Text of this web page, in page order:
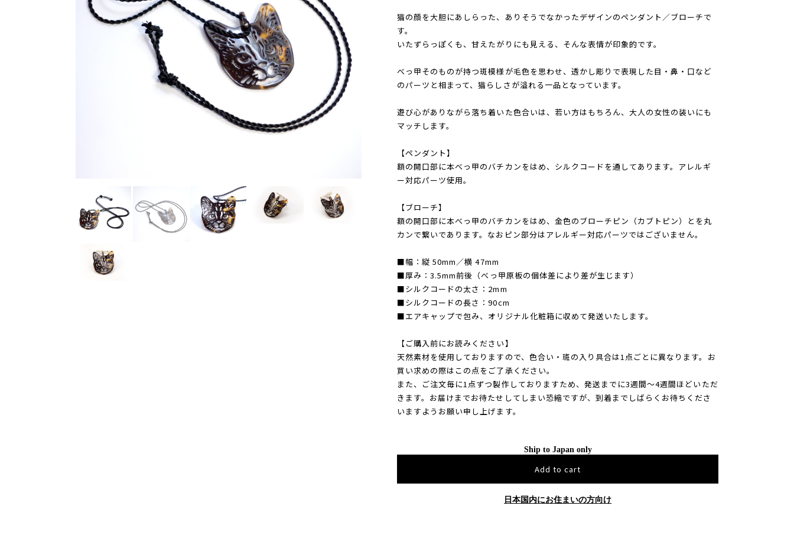
猫の顔を大胆にあしらった、ありそうでなかったデザインのペンダント／ブローチで
す。
いたずらっぽくも、甘えたがりにも見える、そんな表情が印象的です。
べっ甲そのものが持つ斑模様が毛色を思わせ、透かし彫りで表現した目・鼻・口など
のパーツと相まって、猫らしさが溢れる一品となっています。
遊び心がありながら落ち着いた色合いは、若い方はもちろん、大人の女性の装いにも
マッチします。
【ペンダント】
額の開口部に本べっ甲のバチカンをはめ、シルクコードを通してあります。アレルギ
ー対応パーツ使用。
【ブローチ】
額の開口部に本べっ甲のバチカンをはめ、金色のブローチピン（カブトピン）とを丸
カンで繋いであります。なおピン部分はアレルギー対応パーツではございません。
■幅：縦 50mm／横 47mm
■厚み：3.5mm前後（べっ甲原板の個体差により差が生じます）
■シルクコードの太さ：2mm
■シルクコードの長さ：90cm
■エアキャップで包み、オリジナル化粧箱に収めて発送いたします。
【ご購入前にお読みください】
天然素材を使用しておりますので、色合い・斑の入り具合は1点ごとに異なります。お
買い求めの際はこの点をご了承ください。
また、ご注文毎に1点ずつ製作しておりますため、発送までに3週間～4週間ほどいただ
きます。お届けまでお待たせしてしまい恐縮ですが、到着までしばらくお待ちくださ
いますようお願い申し上げます。
Ship to Japan only
Add to cart
日本国内にお住まいの方向け